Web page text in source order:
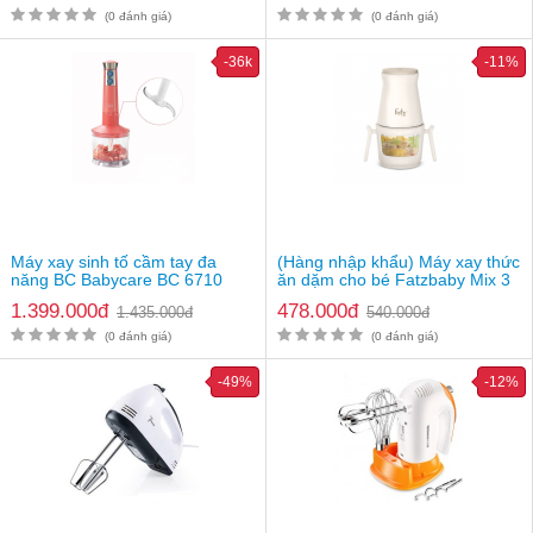
Hệ thống đóng ngắt chống quá tải, hỗ trợ tạo độ an toàn
trong khi sử dụng
(0 đánh giá) (0 đánh giá)
Máy xay sinh tố cầm tay đa
năng BC Babycare BC 6710
1.399.000đ 1.435.000đ
-36k
(0 đánh giá)
(Hàng nhập khẩu) Máy xay thức
ăn dặm cho bé Fatzbaby Mix 3
478.000đ 540.000đ
-11%
(0 đánh giá)
-49% -12%